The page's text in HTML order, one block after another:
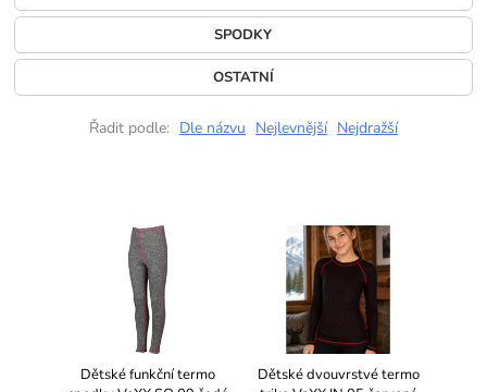
SPODKY
OSTATNÍ
Řadit podle: Dle názvu Nejlevnější Nejdražší
Dětské funkční termo
Dětské dvouvrstvé termo